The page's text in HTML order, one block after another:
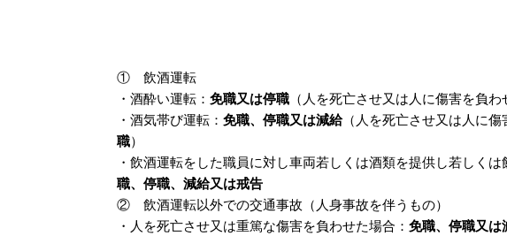
① 飲酒運転
・酒酔い運転： 免職又は停職 （人を死亡させ又は人に傷害を負わ
・酒気帯び運転： 免職、停職又は減給（人を死亡させ又は人に傷
職）
・飲酒運転をした職員に対し車両若しくは酒類を提供し若しく
職、停職、減給又は戒告
② 飲酒運転以外での交通事故（人身事故を伴うもの）
・人を死亡させ又は重篤な傷害を負わせた場合： 免職、停職又は